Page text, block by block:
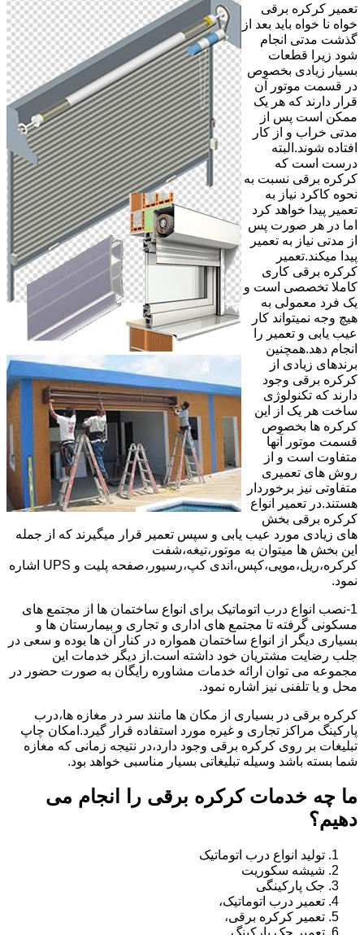
تعمیر کرکره برقی
خواه نا خواه باید بعد از
گذشت مدتی انجام
شود زیرا قطعات
بسیار زیادی بخصوص
در قسمت موتور آن
قرار دارند که هر یک
ممکن است پس از
مدتی خراب و از کار
افتاده شوند.البته
درست است که
کرکره برقی نسبت به
نحوه کاکرد نیاز به
تعمیر پیدا خواهد کرد
اما در هر صورت پس
از مدتی نیاز به تعمیر
پیدا میکند.تعمیر
کرکره برقی کاری
کاملا تخصصی است و
یک فرد معمولی به
هیچ وجه نمیتواند کار
عیب یابی و تعمیر را
انجام دهد.همچنین
برندهای زیادی از
کرکره برقی وجود
دارند که تکنولوژی
ساخت هر یک از این
کرکره ها بخصوص
قسمت موتور آنها
متفاوت است و از
روش های تعمیری
متفاوتی نیز برخوردار
هستند.در تعمیر انواع
کرکره برقی بخش
های زیادی مورد عیب یابی و سپس تعمیر قرار میگیرند که از جمله
این بخش ها میتوان به موتور،تیغه،شفت
کرکره،ریل،مویی،کپس،اندی کپ،رسیور،صفحه پلیت و UPS اشاره
نمود.
1-نصب انواع درب اتوماتیک برای انواع ساختمان ها از مجتمع های
مسکونی گرفته تا مجتمع های اداری و تجاری و بیمارستان ها و
بسیاری دیگر از انواع ساختمان همواره در کنار آن ها بوده و سعی در
جلب رضایت مشتریان خود داشته است.از دیگر خدمات این
مجموعه می توان ارائه خدمات مشاوره رایگان به صورت حضور در
محل و یا تلفنی نیز اشاره نمود.
کرکره برقی در بسیاری از مکان ها مانند سر در مغازه ها،درب
پارکینگ مراکز تجاری و غیره مورد استفاده قرار گیرد.امکان چاپ
تبلیغات بر روی کرکره برقی وجود دارد،در نتیجه زمانی که مغازه
شما بسته باشد وسیله تبلیغاتی بسیار مناسبی خواهد بود.
ما چه خدمات کرکره برقی را انجام می
دهیم؟
تولید انواع درب اتوماتیک
شیشه سکوریت
جک پارکینگی
تعمیر درب اتوماتیک،
تعمیر کرکره برقی،
تعمیر جک پارکینگ